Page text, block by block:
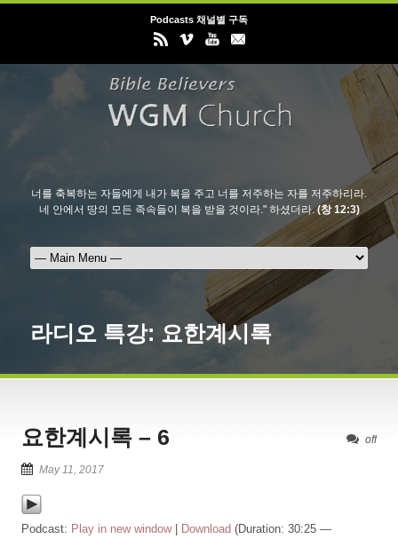
Podcasts 채널별 구독
너를 축복하는 자들에게 내가 복을 주고 너를 저주하는 자를 저주하리라.
네 안에서 땅의 모든 족속들이 복을 받을 것이라." 하셨더라.(창 12:3)
라디오 특강: 요한계시록
off
요한계시록 – 6
May 11, 2017
Podcast: Play in new window| Download (Duration: 30:25 —